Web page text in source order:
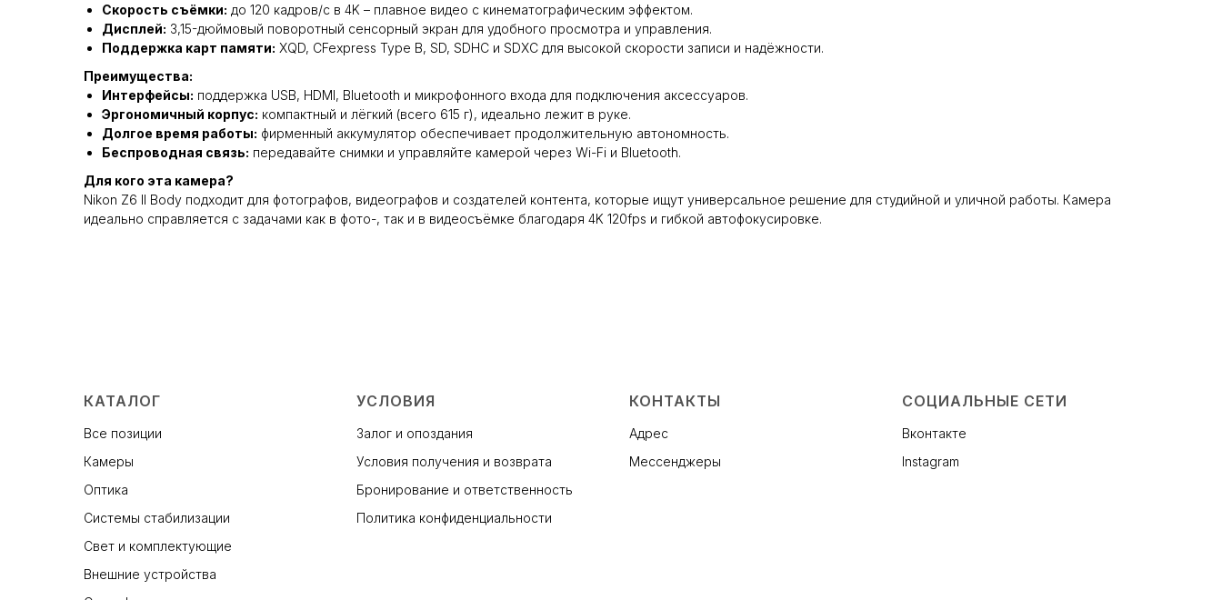
Скорость съёмки: до 120 кадров/с в 4K – плавное видео с кинематографическим эффектом.
Дисплей: 3,15-дюймовый поворотный сенсорный экран для удобного просмотра и управления.
Поддержка карт памяти: XQD, CFexpress Type B, SD, SDHC и SDXC для высокой скорости записи и надёжности.
Преимущества:
Интерфейсы: поддержка USB, HDMI, Bluetooth и микрофонного входа для подключения аксессуаров.
Эргономичный корпус: компактный и лёгкий (всего 615 г), идеально лежит в руке.
Долгое время работы: фирменный аккумулятор обеспечивает продолжительную автономность.
Беспроводная связь: передавайте снимки и управляйте камерой через Wi-Fi и Bluetooth.
Для кого эта камера?
Nikon Z6 II Body подходит для фотографов, видеографов и создателей контента, которые ищут универсальное решение для студийной и уличной работы. Камера
идеально справляется с задачами как в фото-, так и в видеосъёмке благодаря 4K 120fps и гибкой автофокусировке.
КАТАЛОГ
Все позиции
Камеры
Оптика
Системы стабилизации
Свет и комплектующие
Внешние устройства
УСЛОВИЯ
Залог и опоздания
Условия получения и возврата
Бронирование и ответственность
Политика конфиденциальности
КОНТАКТЫ
Адрес
Мессенджеры
СОЦИАЛЬНЫЕ СЕТИ
Вконтакте
Instagram